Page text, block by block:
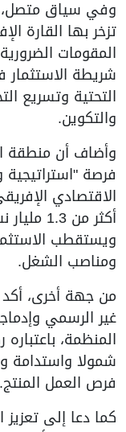
وفي سياق متصل،
تزخر بها القارة
المقومات
شريطة الاستثمار
التحتية وتسريع
والتكوين.
وأضاف أن منطقة
فرصة
الاقتصادي
أكثر من
ويستقطب
ومناصب الشغل.
من جهة أخرى،
غير الرسمي
المنظمة،
شمولا واستدامة
فرص العمل المنتج.
كما دعا إلى